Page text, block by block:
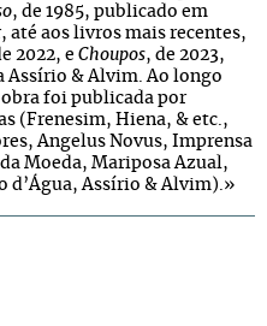
, de 1985, publicado em
até aos livros mais recentes,
2022, e Choupos, de 2023,
Assírio & Alvim. Ao longo
obra foi publicada por
(Frenesim, Hiena, & etc.,
Angelus Novus, Imprensa
Moeda, Mariposa Azual,
d’Água, Assírio & Alvim).»